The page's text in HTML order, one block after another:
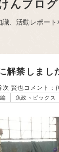
んブログ
識、活動レポート
解禁しまし
次 賢也コメント：
魚政トピックス